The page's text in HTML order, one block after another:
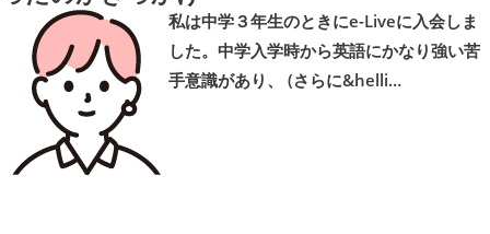
私は中学３年生のときにe-Liveに入会しま
した。中学入学時から英語にかなり強い苦
手意識があり、 (さらに&helli…